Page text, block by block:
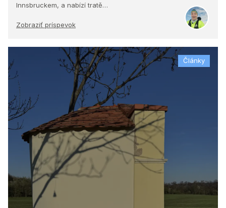
Innsbruckem, a nabízí tratě…
Zobraziť príspevok
Články